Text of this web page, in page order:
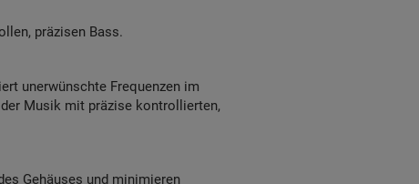
präzisen Bass.
unerwünschte Frequenzen im
Musik mit präzise kontrollierten,
Gehäuses und minimieren